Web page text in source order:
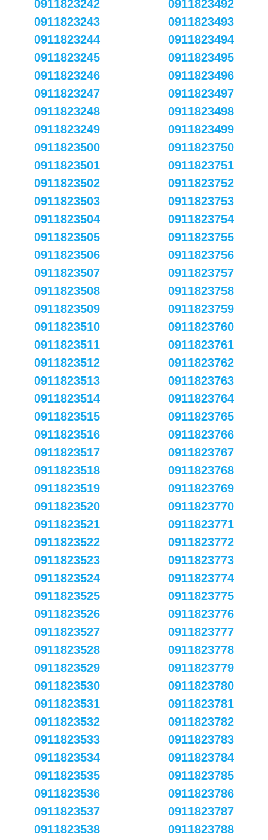
0911823242
0911823243
0911823244
0911823245
0911823246
0911823247
0911823248
0911823249
0911823492
0911823493
0911823494
0911823495
0911823496
0911823497
0911823498
0911823499
0911823500
0911823501
0911823502
0911823503
0911823504
0911823505
0911823506
0911823507
0911823508
0911823509
0911823510
0911823511
0911823512
0911823513
0911823514
0911823515
0911823516
0911823517
0911823518
0911823519
0911823520
0911823521
0911823522
0911823523
0911823524
0911823525
0911823526
0911823527
0911823528
0911823529
0911823530
0911823531
0911823532
0911823533
0911823534
0911823535
0911823536
0911823537
0911823538
0911823750
0911823751
0911823752
0911823753
0911823754
0911823755
0911823756
0911823757
0911823758
0911823759
0911823760
0911823761
0911823762
0911823763
0911823764
0911823765
0911823766
0911823767
0911823768
0911823769
0911823770
0911823771
0911823772
0911823773
0911823774
0911823775
0911823776
0911823777
0911823778
0911823779
0911823780
0911823781
0911823782
0911823783
0911823784
0911823785
0911823786
0911823787
0911823788